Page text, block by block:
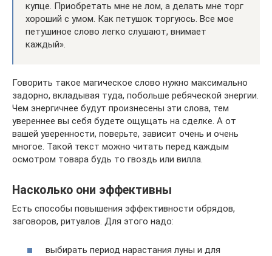
купце. Приобретать мне не лом, а делать мне торг
хороший с умом. Как петушок торгуюсь. Все мое
петушиное слово легко слушают, внимает
каждый».
Говорить такое магическое слово нужно максимально
задорно, вкладывая туда, побольше ребяческой энергии.
Чем энергичнее будут произнесены эти слова, тем
увереннее вы себя будете ощущать на сделке. А от
вашей уверенности, поверьте, зависит очень и очень
многое. Такой текст можно читать перед каждым
осмотром товара будь то гвоздь или вилла.
Насколько они эффективны
Есть способы повышения эффективности обрядов,
заговоров, ритуалов. Для этого надо:
выбирать период нарастания луны и для